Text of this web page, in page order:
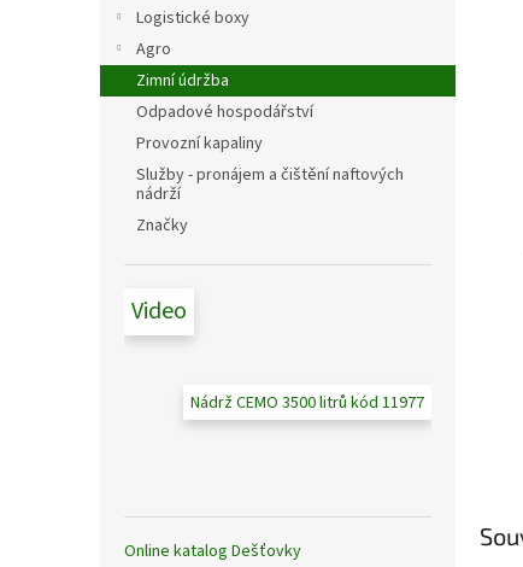
e
Logistické boxy
Agro
Zimní údržba
Odpadové hospodářství
Provozní kapaliny
Služby - pronájem a čištění naftových
nádrží
Značky
Video
Nádrž CEMO 3500 litrů kód 11977
Online katalog Dešťovky